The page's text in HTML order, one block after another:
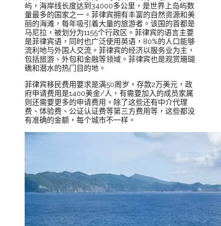
屿，海岸线长度达到34000多公里，是世界上岛屿数
量最多的国家之一。菲律宾拥有丰富的自然资源和美
丽的海滩，每年吸引着大量的旅游者。该国的首都是
马尼拉，被划分为1155个行政区。菲律宾的语言主要
是菲律宾语，同时也广泛使用英语，80%的人口能够
流利地与外国人交流。菲律宾的经济以服务业为主，
包括旅游、外包和金融等领域。菲律宾也是观赏珊瑚
礁和潜水的热门目的地。
菲律宾移民费用要求是满50周岁，存款2万美元，政
府申请费用是1400美金/人，有需要加入的成员家属
则还需要更多的申请费用。除了这些还有中介代理
费、体验费、公证认证费等第三方费用等，这些都没
有准确的金额，每个城市不一样。